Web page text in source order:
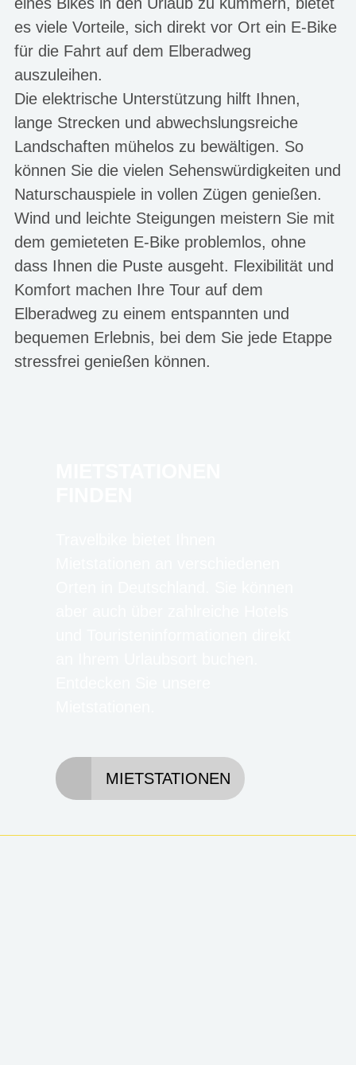
es viele Vorteile, sich direkt vor Ort ein E-Bike
für die Fahrt auf dem Elberadweg
auszuleihen.
Die elektrische Unterstützung hilft Ihnen,
lange Strecken und abwechslungsreiche
Landschaften mühelos zu bewältigen. So
können Sie die vielen Sehenswürdigkeiten und
Naturschauspiele in vollen Zügen genießen.
Wind und leichte Steigungen meistern Sie mit
dem gemieteten E-Bike problemlos, ohne
dass Ihnen die Puste ausgeht. Flexibilität und
Komfort machen Ihre Tour auf dem
Elberadweg zu einem entspannten und
bequemen Erlebnis, bei dem Sie jede Etappe
stressfrei genießen können.
MIETSTATIONEN